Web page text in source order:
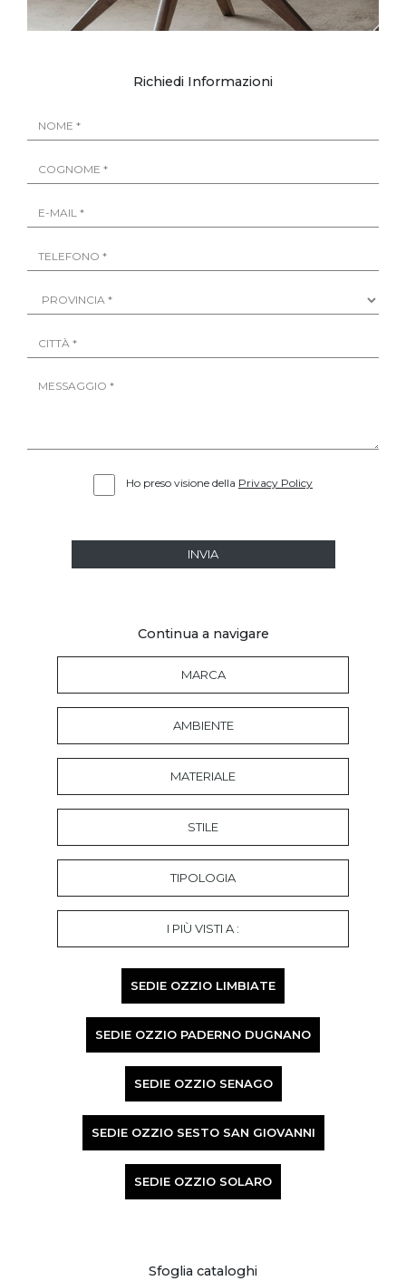
Richiedi Informazioni
Ho preso visione della Privacy Policy
INVIA
Continua a navigare
MARCA
AMBIENTE
MATERIALE
STILE
TIPOLOGIA
I PIÙ VISTI A :
SEDIE OZZIO LIMBIATE
SEDIE OZZIO PADERNO DUGNANO
SEDIE OZZIO SENAGO
SEDIE OZZIO SESTO SAN GIOVANNI
SEDIE OZZIO SOLARO
Sfoglia cataloghi